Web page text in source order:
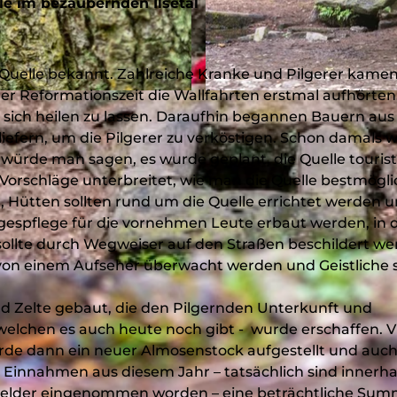
© Michael Bahr - sichtbahr, Touristikverband Siegen-
bekannt. Zahlreiche Kranke und Pilgerer
Reformationszeit die Wallfahrten erstmal
heilen zu lassen. Daraufhin begannen Bauern
um die Pilgerer zu verköstigen. Schon damals
man sagen, es wurde geplant, die Quelle
unterbreitet, wie man die Quelle
sollten rund um die Quelle errichtet werden
für die vornehmen Leute erbaut werden, in
durch Wegweiser auf den Straßen beschildert
einem Aufseher überwacht werden und Geistliche
Zelte gebaut, die den Pilgernden Unterkunft und
es auch heute noch gibt - wurde erschaffen.
dann ein neuer Almosenstock aufgestellt und auch
aus diesem Jahr – tatsächlich sind
eingenommen worden – eine beträchtliche